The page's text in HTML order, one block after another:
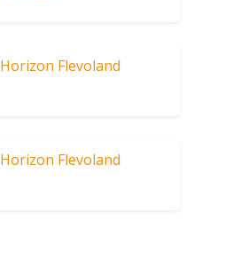
Horizon Flevoland
Horizon Flevoland